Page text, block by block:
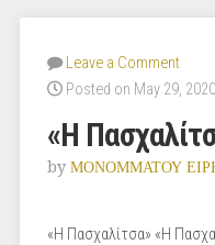
Leave a Comment
Posted on May 29, 2020
«Η
by ΜΟΝΟΜΜΑΤΟΥ
«Η Πασχαλίτσα» «Η